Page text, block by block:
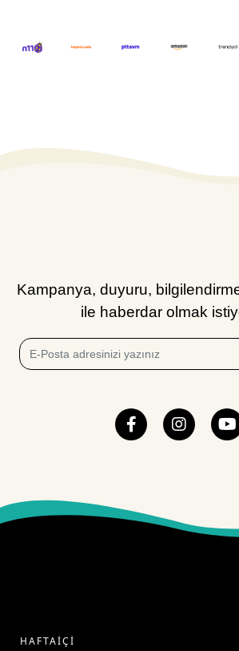
Kampanya, duyuru,
ile haberdar olmak
HAFTAİÇİ